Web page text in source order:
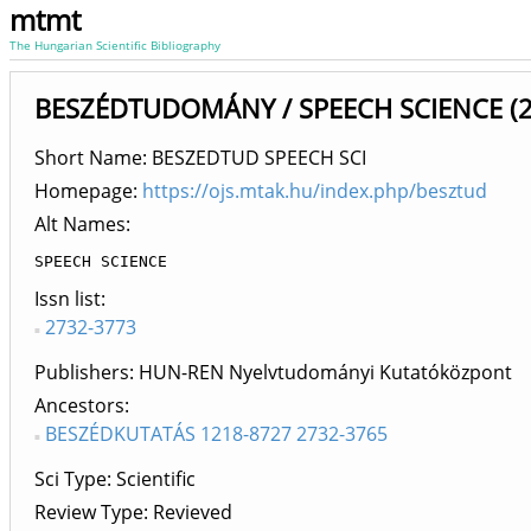
mtmt
The Hungarian Scientific Bibliography
BESZÉDTUDOMÁNY / SPEECH SCIENCE
Short Name: BESZEDTUD SPEECH SCI
Homepage: https://ojs.mtak.hu/index.php/besztud
Alt Names:
SPEECH SCIENCE
Issn list
2732-3773
Publishers HUN-REN Nyelvtudományi Kutatóközpont
Ancestors
BESZÉDKUTATÁS 1218-8727 2732-3765
Sci Type: Scientific
Review Type: Revieved